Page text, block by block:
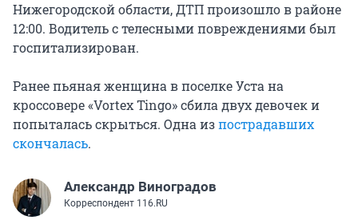
Нижегородской области, ДТП произошло в районе
12:00. Водитель с телесными повреждениями был
госпитализирован.
Ранее пьяная женщина в поселке Уста на
кроссовере «Vortex Tingo» сбила двух девочек и
попыталась скрыться. Одна изпострадавших
скончалась.
Александр Виноградов
Корреспондент 116.RU